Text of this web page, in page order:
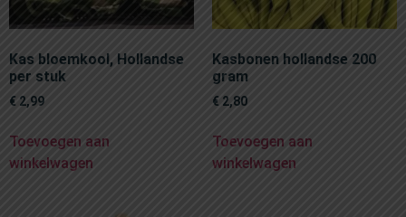
Kas bloemkool, Hollandse
per stuk
€ 2,99
Toevoegen aan
winkelwagen
Kasbonen hollandse 200
gram
€ 2,80
Toevoegen aan
winkelwagen